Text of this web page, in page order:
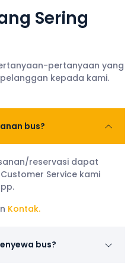
Sering
pertanyaan yang
kepada kami.
bus?
reservasi dapat
Service kami
Kontak.
bus?